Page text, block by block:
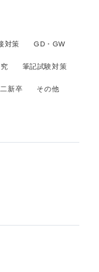
対策 GD・GW
筆記試験対策
新卒 その他